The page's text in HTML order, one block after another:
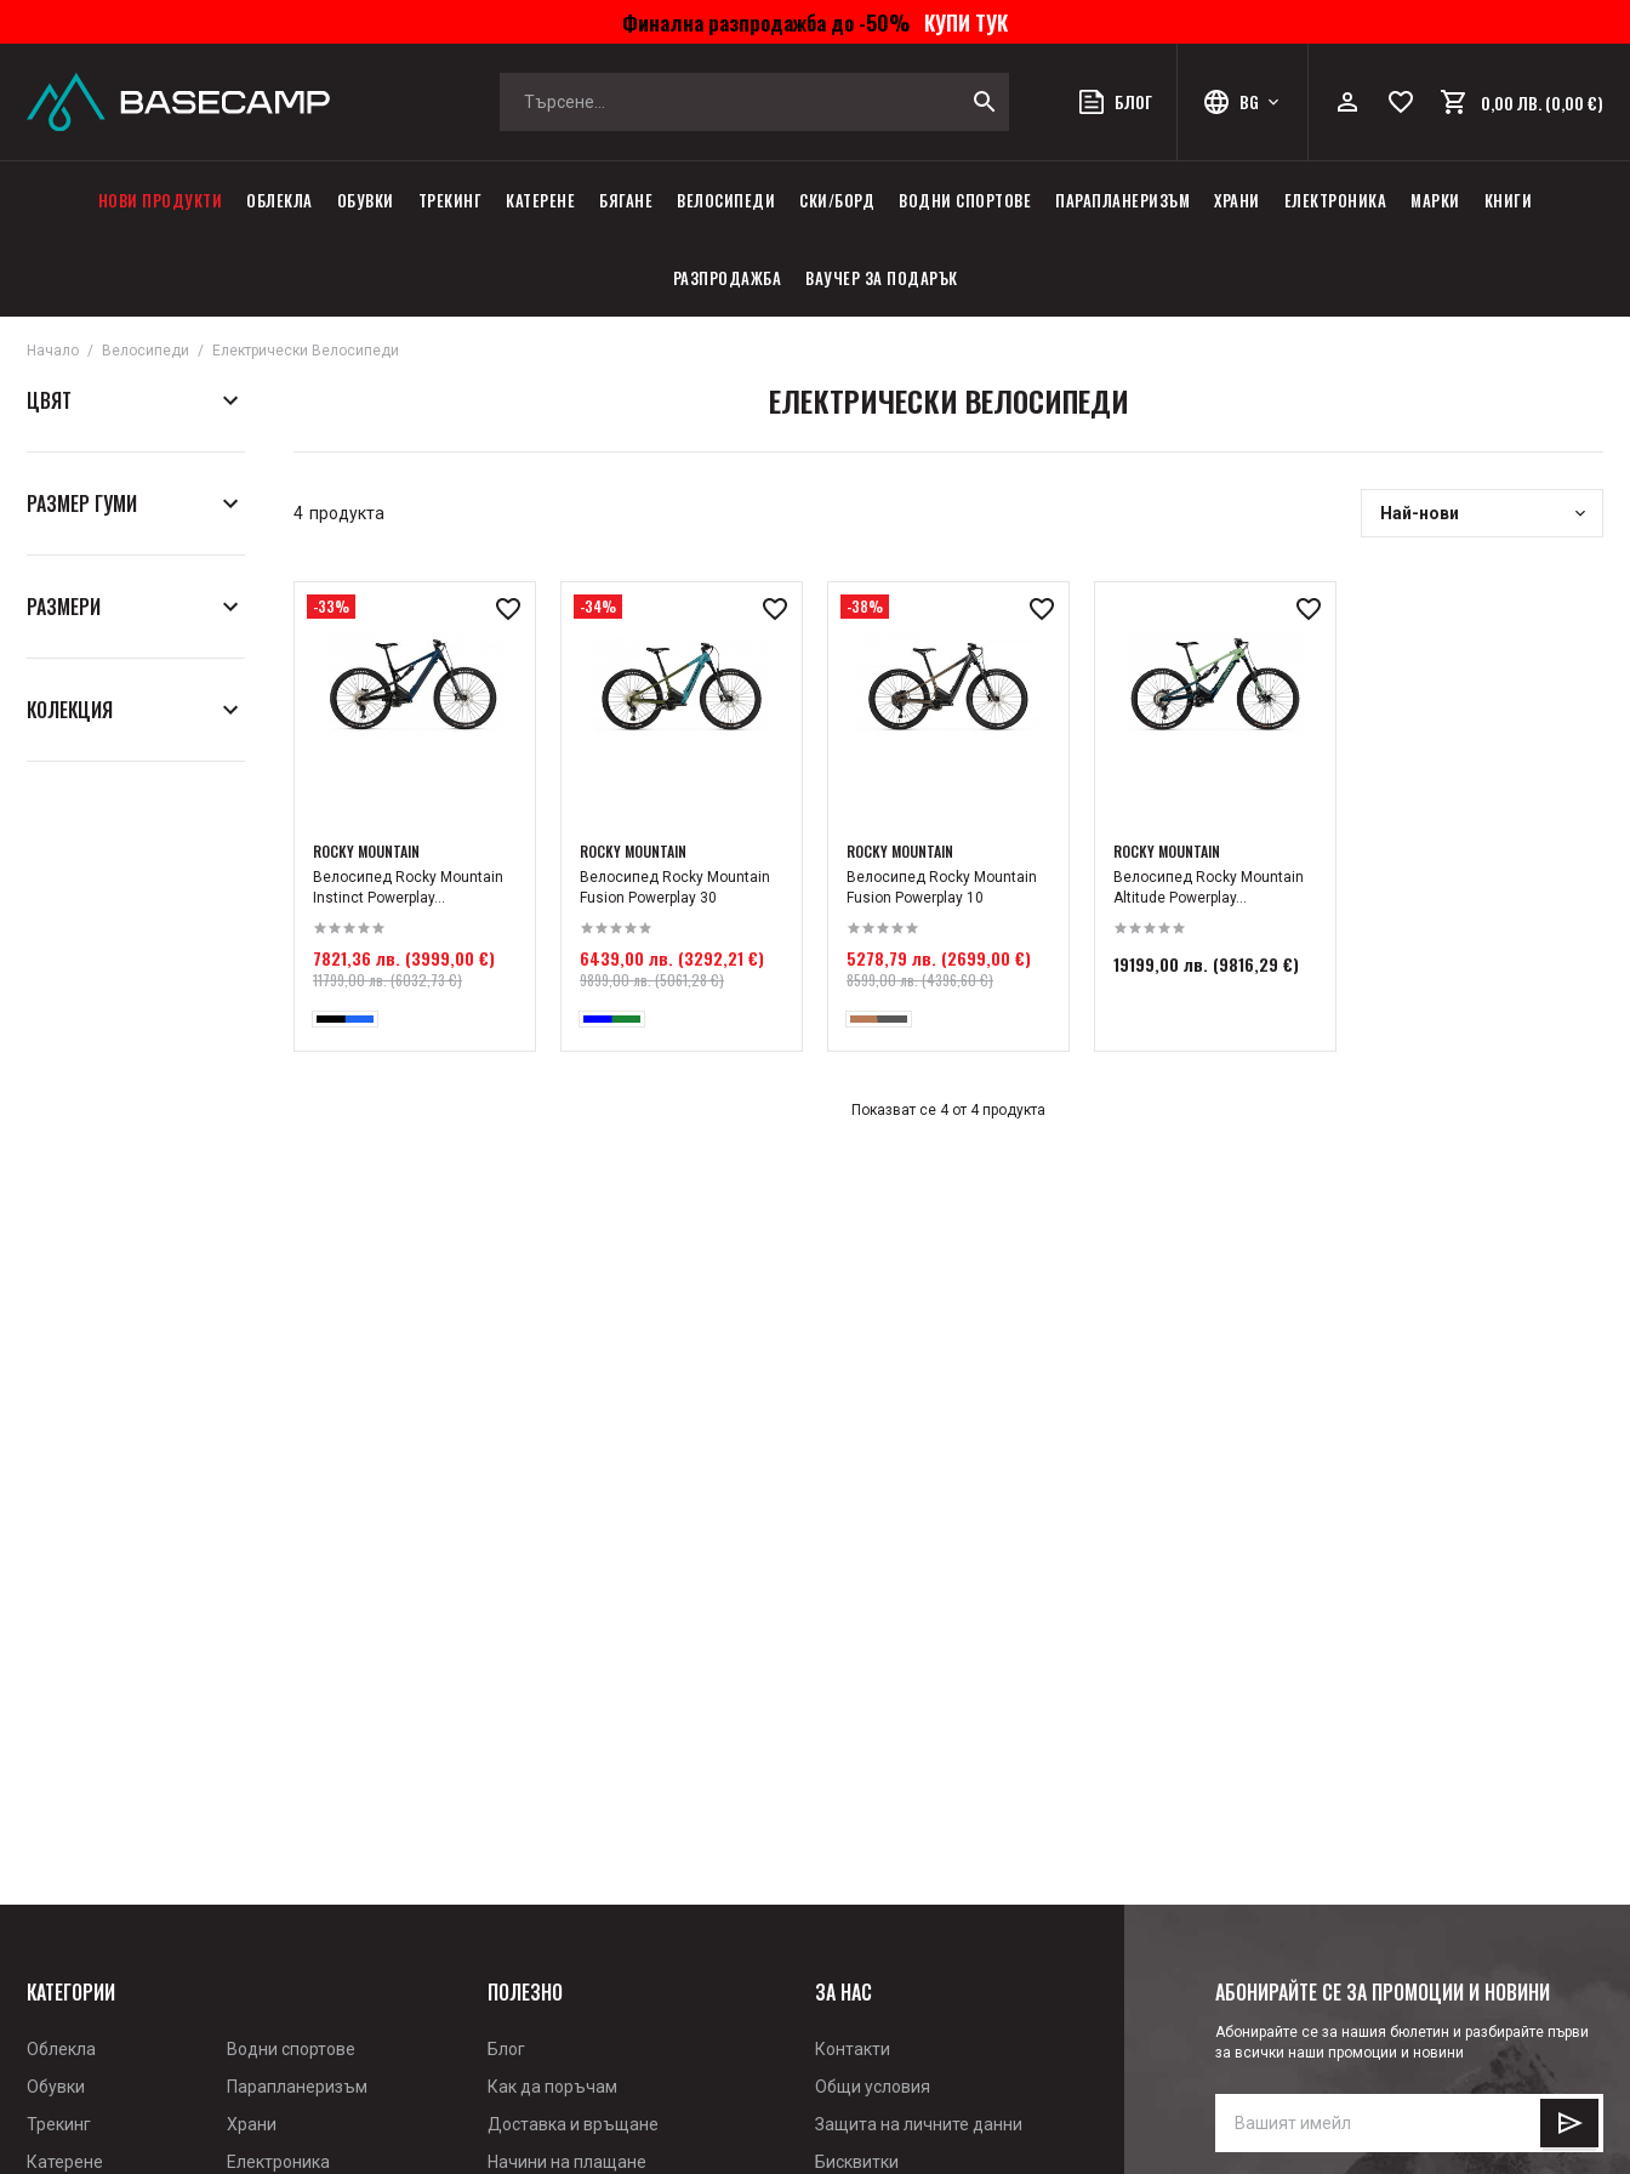
Финална разпродажба до -50% КУПИ ТУК
БЛОГ BG 0,00 ЛВ. (0,00 €)
НОВИ ПРОДУКТИ ОБЛЕКЛА ОБУВКИ ТРЕКИНГ КАТЕРЕНЕ БЯГАНЕ ВЕЛОСИПЕДИ СКИ/БОРД ВОДНИ СПОРТОВЕ ПАРАПЛАНЕРИЗЪМ ХРАНИ ЕЛЕКТРОНИКА МАРКИ КНИГИ
РАЗПРОДАЖБА ВАУЧЕР ЗА ПОДАРЪК
Начало Велосипеди Електрически Велосипеди
ЦВЯТ
РАЗМЕР ГУМИ
27.5
РАЗМЕРИ
XS
S
КОЛЕКЦИЯ
Лято 2023
ЕЛЕКТРИЧЕСКИ ВЕЛОСИПЕДИ
4 продукта Най-нови
-33%
ROCKY MOUNTAIN
Велосипед Rocky Mountain
Instinct Powerplay...
7821,36 лв. (3999,00 €)
11799,00 лв. (6032,73 €)
-34%
ROCKY MOUNTAIN
Велосипед Rocky Mountain
Fusion Powerplay 30
6439,00 лв. (3292,21 €)
9899,00 лв. (5061,28 €)
-38%
ROCKY MOUNTAIN
Велосипед Rocky Mountain
Fusion Powerplay 10
5278,79 лв. (2699,00 €)
8599,00 лв. (4396,60 €)
ROCKY MOUNTAIN
Велосипед Rocky Mountain
Altitude Powerplay...
19199,00 лв. (9816,29 €)
Показват се 4 от 4 продукта
КАТЕГОРИИ
Облекла
Водни спортове
Обувки
Парапланеризъм
Трекинг
Храни
Катерене
Електроника
ПОЛЕЗНО
Блог
Как да поръчам
Доставка и връщане
Начини на плащане
ЗА НАС
Контакти
Общи условия
Защита на личните данни
Бисквитки
АБОНИРАЙТЕ СЕ ЗА ПРОМОЦИИ И НОВИНИ
Абонирайте се за нашия бюлетин и разбирайте първи
за всички наши промоции и новини